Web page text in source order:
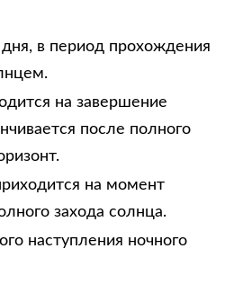
в период прохождения
на завершение
после полного
на момент
захода солнца.
наступления ночного